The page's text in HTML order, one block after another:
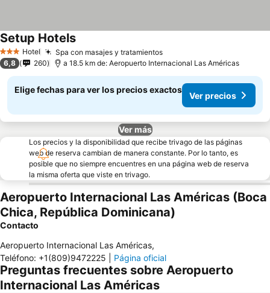
3 Estrellas
Hotel Spa con masajes y tratamientos
Setup Hotels
6,8 260 a 18.5 km de: Aeropuerto Internacional Las Américas
Elige fechas para ver los precios exactos
Ver precios
Ver más
Los precios y la disponibilidad que recibe trivago de las páginas
web de reserva cambian de manera constante. Por lo tanto, es
posible que no siempre encuentres en una página web de reserva
la misma oferta que viste en trivago.
Aeropuerto Internacional Las Américas (Boca
Chica, República Dominicana)
Contacto
Aeropuerto Internacional Las Américas,
Teléfono: +1(809)9472225 Página oficial
Preguntas frecuentes sobre Aeropuerto
Internacional Las Américas